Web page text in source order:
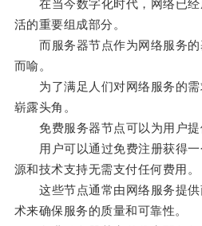
在当今数字化时代，网络已经
活的重要组成部分。
而服务器节点作为网络服务的
而喻。
为了满足人们对网络服务的需
崭露头角。
免费服务器节点可以为用户提
用户可以通过免费注册获得一
源和技术支持无需支付任何费用。
这些节点通常由网络服务提供
术来确保服务的质量和可靠性。